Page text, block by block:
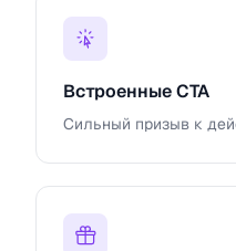
Встроенные CTA
Сильный призыв к